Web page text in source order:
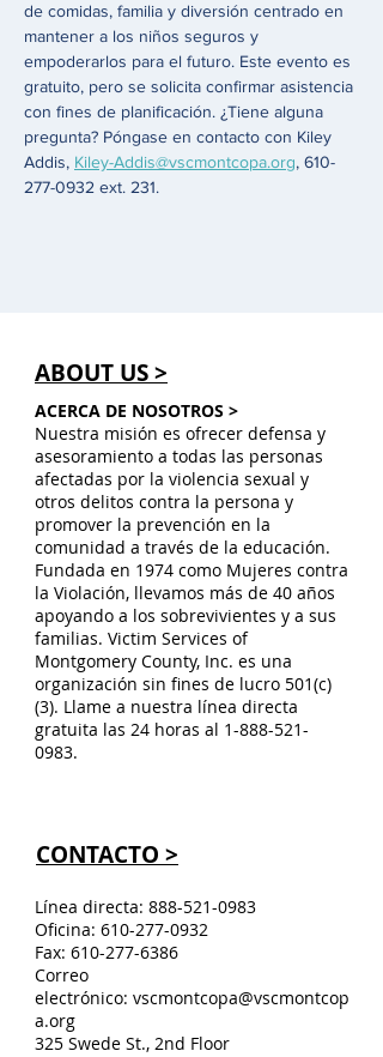
de comidas, familia y diversión centrado en
mantener a los niños seguros y
empoderarlos para el futuro. Este evento es
gratuito, pero se solicita confirmar asistencia
con fines de planificación. ¿Tiene alguna
pregunta? Póngase en contacto con Kiley
Addis, Kiley-Addis@vscmontcopa.org, 610-
277-0932 ext. 231.
ABOUT US >
ACERCA DE NOSOTROS >
Nuestra misión es ofrecer defensa y
asesoramiento a todas las personas
afectadas por la violencia sexual y
otros delitos contra la persona y
promover la prevención en la
comunidad a través de la educación.
Fundada en 1974 como Mujeres contra
la Violación, llevamos más de 40 años
apoyando a los sobrevivientes y a sus
familias. Victim Services of
Montgomery County, Inc. es una
organización sin fines de lucro 501(c)
(3). Llame a nuestra línea directa
gratuita las 24 horas al 1-888-521-
0983.
CONTACTO >
Línea directa: 888-521-0983
Oficina: 610-277-0932
Fax: 610-277-6386
Correo
electrónico: vscmontcopa@vscmontcop
a.org
325 Swede St., 2nd Floor